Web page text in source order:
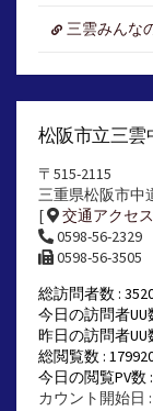
三雲みんな
松阪市立三雲
〒515-2115
三重県松阪市中
[
交通アクセス
0598-56-2329
0598-56-3505
総訪問者数 :
今日の訪問者UU
昨日の訪問者UU
総閲覧数 :
今日の閲覧PV数
カウント開始日